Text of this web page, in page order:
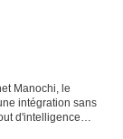
Manochi, le
intégration sans
d'intelligence